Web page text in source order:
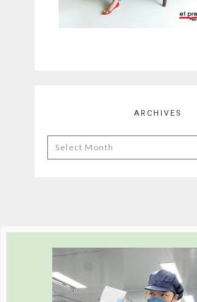
ARCHIVES
Archives